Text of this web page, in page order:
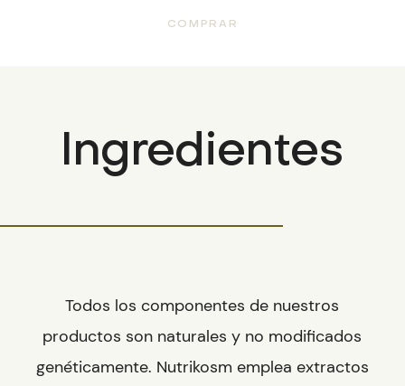
COMPRAR
Ingredientes
Todos los componentes de nuestros
productos son naturales y no modificados
genéticamente. Nutrikosm emplea extractos